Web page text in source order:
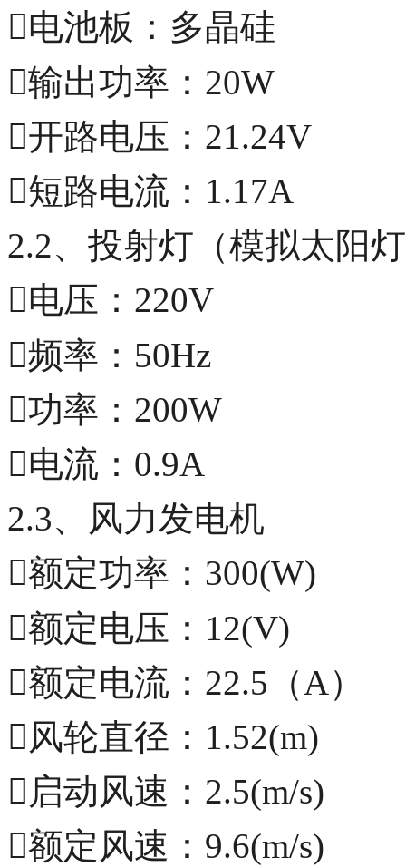
电池板：多晶硅
输出功率：20W
开路电压：21.24V
短路电流：1.17A
2.2、投射灯（模拟太阳
电压：220V
频率：50Hz
功率：200W
电流：0.9A
2.3、风力发电机
额定功率：300(W)
额定电压：12(V)
额定电流：22.5（A）
风轮直径：1.52(m)
启动风速：2.5(m/s)
额定风速：9.6(m/s)